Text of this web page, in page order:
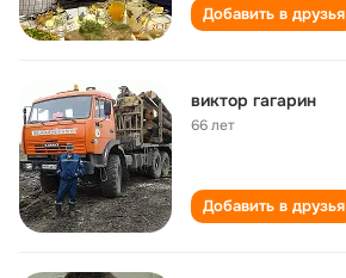
Добавить в друзья
виктор гагарин
66 лет
Добавить в друзья